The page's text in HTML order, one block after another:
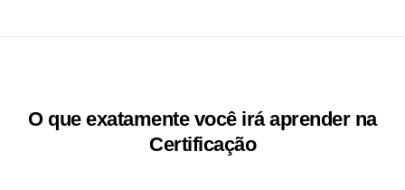
O que exatamente você irá aprender na
Certificação